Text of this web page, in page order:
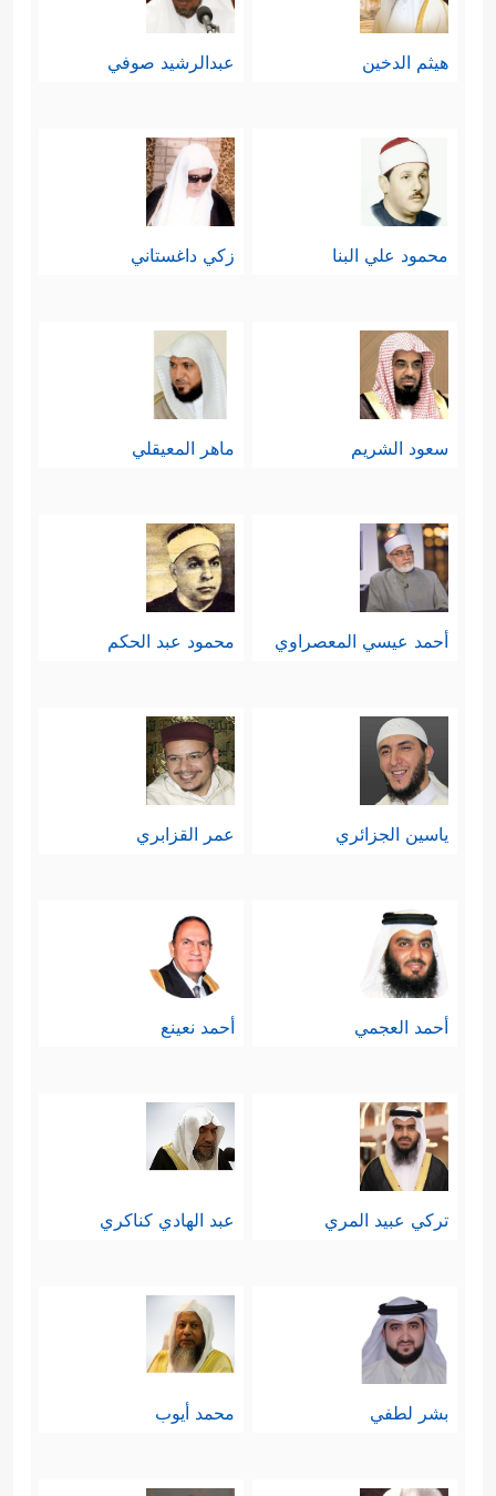
هيثم الدخين عبدالرشيد صوفي
محمود علي البنا زكي داغستاني
سعود الشريم ماهر المعيقلي
أحمد عيسي المعصراوي محمود عبد الحكم
ياسين الجزائري عمر القزابري
أحمد العجمي أحمد نعينع
تركي عبيد المري عبد الهادي كناكري
بشر لطفي محمد أيوب